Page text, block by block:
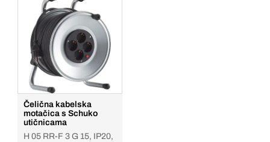
Čelična kabelska
motačica s Schuko
utičnicama
H 05 RR-F 3 G 15, IP20,